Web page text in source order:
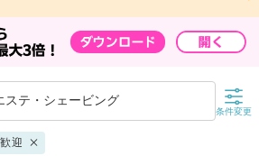
ステ・シェービング
条件変更
迎